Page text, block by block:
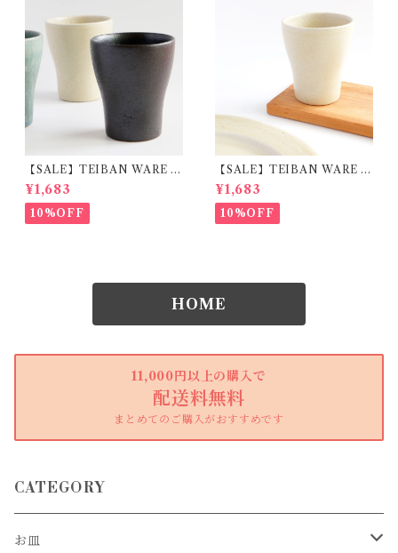
【SALE】TEIBAN WARE フ
リーカップM とび茶 陶器 明
山窯
¥1,683
10%OFF
【SALE】TEIBAN WARE フ
リーカップM 生成り 陶器 明
山窯
¥1,683
10%OFF
HOME
11,000円以上の購入で
配送料無料
まとめてのご購入がおすすめです
CATEGORY
お皿